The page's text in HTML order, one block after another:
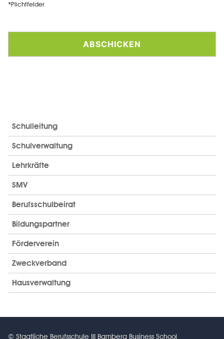
*Plichtfelder
Schulleitung
Schulverwaltung
Lehrkräfte
SMV
Berufsschulbeirat
Bildungspartner
Förderverein
Zweckverband
Hausverwaltung
© Staatliche Berufsschule III Bamberg Business School